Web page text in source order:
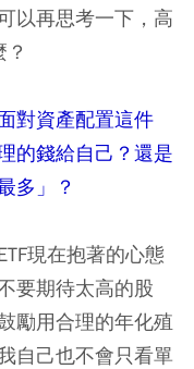
以再思考一下，高
對資產配置這件
的錢給自己？還是
多」？
現在抱著的心態
要期待太高的股
勵用合理的年化殖
自己也不會只看單